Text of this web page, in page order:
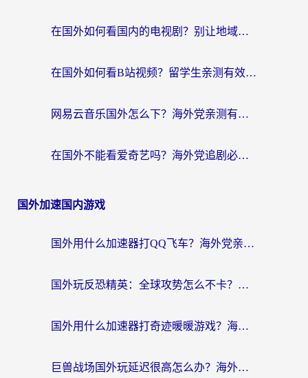
在国外如何看国内的电视剧？别让地域限制成为追剧路上的绊脚石
在国外如何看B站视频？留学生亲测有效的回国加速器选择指南
网易云音乐国外怎么下？海外党亲测有效的回国加速器指南
在国外不能看爱奇艺吗？海外党追剧必看的回国加速器选择指南
国外加速国内游戏
国外用什么加速器打QQ飞车？海外党亲测有效的国服游戏加速指南
国外玩反恐精英：全球攻势怎么不卡？老玩家亲测的加速器选择指南
国外用什么加速器打奇迹暖暖游戏？海外党国服手游畅玩全攻略（附3款热门游戏实测）
巨兽战场国外玩延迟很高怎么办？海外党亲测的国服游戏加速解决方案